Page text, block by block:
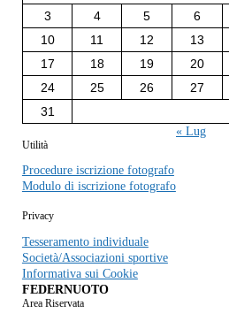
3
4 5 6
10
11 12 13
17
18 19 20
24
25 26 27
31
« Lug
Utilità
Procedure iscrizione fotografo
Modulo di iscrizione fotografo
Privacy
Tesseramento individuale
Società/Associazioni sportive
Informativa sui Cookie
FEDERNUOTO
Area Riservata